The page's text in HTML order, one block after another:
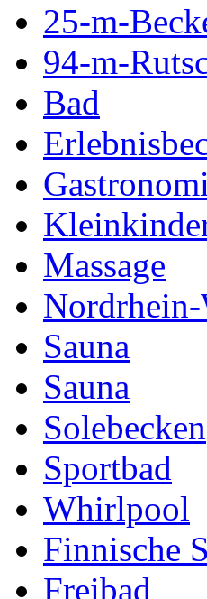
25-m-
94-m-
Bad
Massage
Nordrhein-
Sauna
Sauna
Solebecken
Sportbad
Whirlpool
Finnische
Freibad